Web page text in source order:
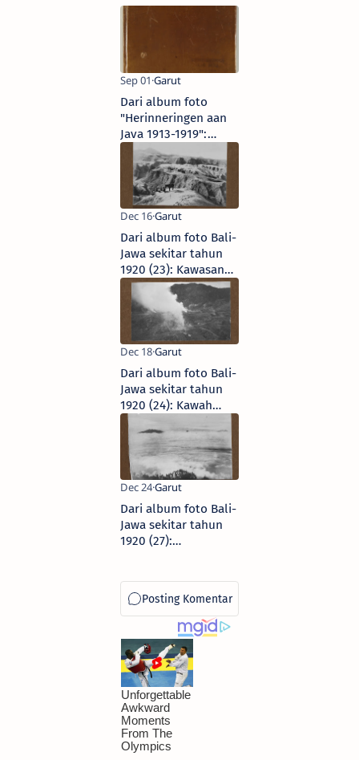
Dari album foto
"Herinneringen aan
Java 1913-1919":
Garut
Dari album foto Bali-
Jawa sekitar tahun
1920 (23): Kawasan
Gunung Papandayan
Dari album foto Bali-
Jawa sekitar tahun
1920 (24): Kawah
belerang Papandayan
Dari album foto Bali-
Jawa sekitar tahun
1920 (27):